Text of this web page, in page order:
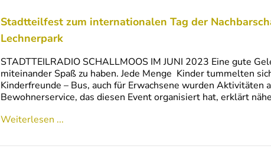
Stadtteilfest zum internationalen Tag der
Lechnerpark
STADTTEILRADIO SCHALLMOOS IM JUNI 2023 Eine gute
miteinander Spaß zu haben. Jede Menge Kinder tummelten
Kinderfreunde – Bus, auch für Erwachsene wurden Aktivitäten
Bewohnerservice, das diesen Event organisiert hat, erklärt
Weiterlesen ...